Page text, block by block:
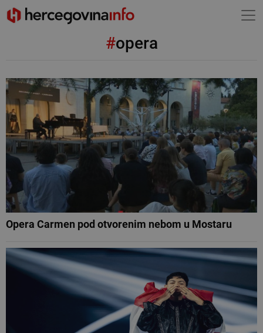
#opera
Opera Carmen pod otvorenim nebom u Mostaru